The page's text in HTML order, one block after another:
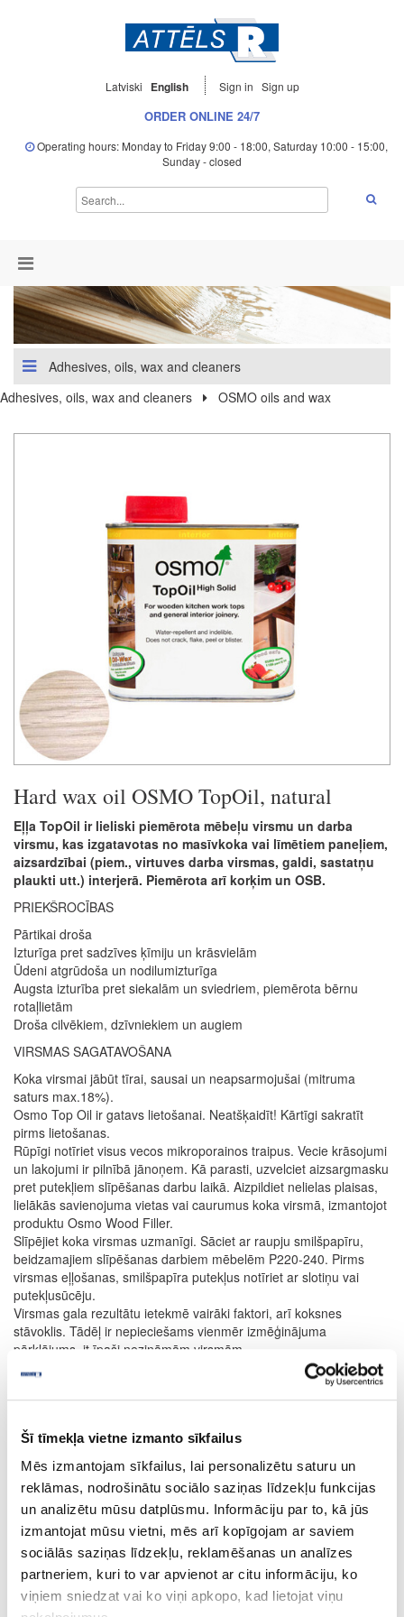
Šī tīmekļa vietne izmanto sīkfailus
Mēs izmantojam sīkfailus, lai personalizētu saturu un
reklāmas, nodrošinātu sociālo saziņas līdzekļu funkcijas
un analizētu mūsu datplūsmu. Informāciju par to, kā jūs
izmantojat mūsu vietni, mēs arī kopīgojam ar saviem
sociālās saziņas līdzekļu, reklamēšanas un analīzes
partneriem, kuri to var apvienot ar citu informāciju, ko
viņiem sniedzat vai ko viņi apkopo, kad lietojat viņu
Latviski English Sign in Sign up
ORDER ONLINE 24/7
Operating hours: Monday to Friday 9:00 - 18:00, Saturday 10:00 - 15:00,
Sunday - closed
Adhesives, oils, wax and cleaners
Adhesives, oils, wax and cleaners
OSMO oils and wax
Hard wax oil OSMO TopOil, natural
Eļļa TopOil ir lieliski piemērota mēbeļu virsmu un darba
virsmu, kas izgatavotas no masīvkoka vai līmētiem paneļiem,
aizsardzībai (piem., virtuves darba virsmas, galdi, sastatņu
plaukti utt.) interjerā. Piemērota arī korķim un OSB.
PRIEKŠROCĪBAS
Pārtikai droša
Izturīga pret sadzīves ķīmiju un krāsvielām
Ūdeni atgrūdoša un nodilumizturīga
Augsta izturība pret siekalām un sviedriem, piemērota bērnu
rotaļlietām
Droša cilvēkiem, dzīvniekiem un augiem
VIRSMAS SAGATAVOŠANA
Koka virsmai jābūt tīrai, sausai un neapsarmojušai (mitruma
saturs max.18%).
Osmo Top Oil ir gatavs lietošanai. Neatšķaidīt! Kārtīgi sakratīt
pirms lietošanas.
Rūpīgi notīriet visus vecos mikroporainos traipus. Vecie krāsojumi
un lakojumi ir pilnībā jānoņem. Kā parasti, uzvelciet aizsargmasku
pret putekļiem slīpēšanas darbu laikā. Aizpildiet nelielas plaisas,
lielākās savienojuma vietas vai caurumus koka virsmā, izmantojot
produktu Osmo Wood Filler.
Slīpējiet koka virsmas uzmanīgi. Sāciet ar raupju smilšpapīru,
beidzamajiem slīpēšanas darbiem mēbelēm P220-240. Pirms
virsmas eļļošanas, smilšpapīra putekļus notīriet ar slotiņu vai
putekļusūcēju.
Virsmas gala rezultātu ietekmē vairāki faktori, arī koksnes
stāvoklis. Tādēļ ir nepieciešams vienmēr izmēģinājuma
pārklājums, it īpaši nezināmām virsmām.
Pārāk maz uzklātā produkta dēļ un nepietiekamas ventilācijas
ietekmes rezultātā var paildzināties nožūšanas laiks.
Uz tumšām/sarkanīgām koka sugām, lietojot TopOil
Tādēļ iesakām veikt izmēģinājuma pārklājumu.
APSTRĀDE
Gatava virsma 2 dienās, 2 kārtas
Pirmā kārta uz neapstrādāta slīpēta koka apm. 35 ml/m².
Vislabāk uzklāt ar neplūksnājošu drānu. Kļūdas slapjā pārklājumā
var labot 15 minūšu laikā pēc pirmās uzklāšanas..
Žūšanas laiks apm. 8 – 10 stundas (normāli klimatiskie apstākļi,
23 °C/50 % rel. mitrums). Zemākas temperatūras un/vai augstāks
mitrums var pagarināt žūšanas laiku. Nodrošināt labu ventilāciju.